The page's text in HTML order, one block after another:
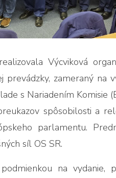
Výcviková
zameraný na
s Nariadením Komisie
spôsobilosti a
parlamentu.
síl OS SR.
na vydanie,